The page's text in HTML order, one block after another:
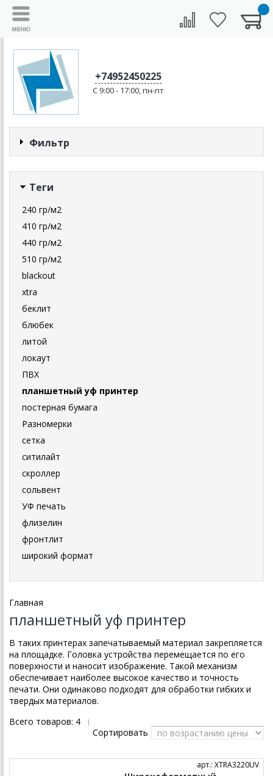
+74952450225
C 9:00 - 17:00, пн-пт
Фильтр
Теги
240 гр/м2
410 гр/м2
440 гр/м2
510 гр/м2
blackout
xtra
беклит
блюбек
литой
локаут
ПВХ
планшетный уф принтер
постерная бумага
Разномерки
сетка
ситилайт
скроллер
сольвент
УФ печать
флизелин
фронтлит
широкий формат
Главная
планшетный уф принтер
В таких принтерах запечатываемый материал закрепляется
на площадке. Головка устройства перемещается по его
поверхности и наносит изображение. Такой механизм
обеспечивает наиболее высокое качество и точность
печати. Они одинаково подходят для обработки гибких и
твердых материалов.
Всего товаров: 4 |
Сортировать
арт.: XTRA3220UV